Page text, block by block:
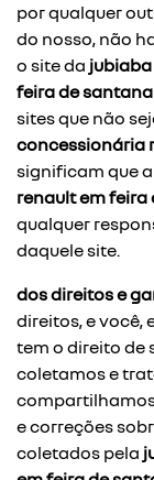
por qualquer
do nosso, não
o site da
feira de
sites que não
concessionária
significam que a
renault em feira
qualquer
daquele site.
dos direitos e
direitos, e você,
tem o direito de
coletamos e
e correções
coletados pela